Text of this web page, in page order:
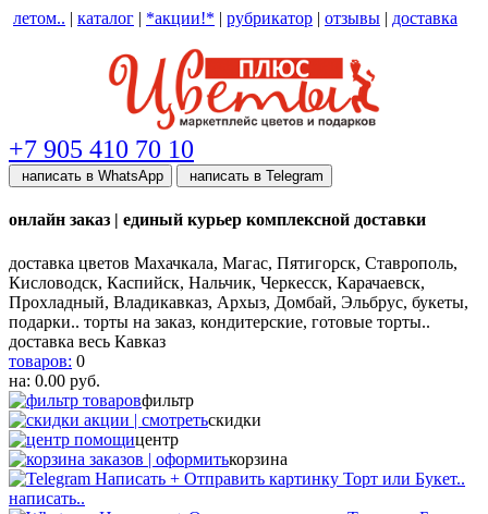
летом.. | каталог | *акции!* | рубрикатор | отзывы | доставка
+7 905 410 70 10
написать в WhatsApp написать в Telegram
онлайн заказ | единый курьер комплексной доставки
доставка цветов Махачкала, Магас, Пятигорск, Ставрополь,
Кисловодск, Каспийск, Нальчик, Черкесск, Карачаевск,
Прохладный, Владикавказ, Архыз, Домбай, Эльбрус, букеты,
подарки.. торты на заказ, кондитерские, готовые торты..
доставка весь Кавказ
товаров: 0
на: 0.00 руб.
фильтр
скидки
центр
корзина
написать..